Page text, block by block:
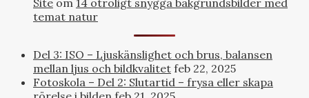
Site om 14 otroligt snygga bakgrundsbilder med
temat natur
Del 3: ISO – Ljuskänslighet och brus, balansen
mellan ljus och bildkvalitet feb 22, 2025
Fotoskola – Del 2: Slutartid – frysa eller skapa